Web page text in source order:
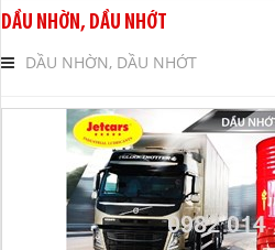
DẦU NHỚT THỦY LỰC CAO CẤP
DẦU NHỚT HỘP SỐ
DẦU NHỜN, DẦU NHỚT
DẦU NHỜN, DẦU NHỚT